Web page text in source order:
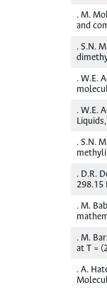
. M.
and
. S.N.
. W.E.
. W.E.
. S.N.
. D.R.
298.15
. M.
. M.
at T =
. A.